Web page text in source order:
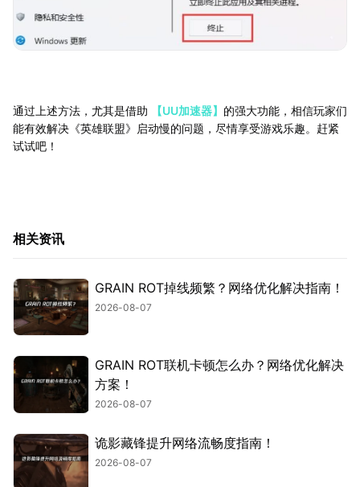
通过上述方法，尤其是借助 【UU加速器】 的强大功能，相信玩家们
能有效解决《英雄联盟》启动慢的问题，尽情享受游戏乐趣。赶紧
试试吧！
相关资讯
GRAIN ROT掉线频繁？网络优化解决指南！
2026-08-07
GRAIN ROT联机卡顿怎么办？网络优化解决
方案！
2026-08-07
诡影藏锋提升网络流畅度指南！
2026-08-07